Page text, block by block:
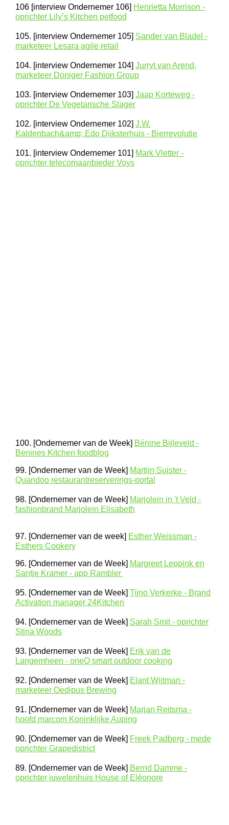
106 [interview Ondernemer 106] Henrietta Morrison -
oprichter Lily’s Kitchen petfood
105. [interview Ondernemer 105] Sander van Bladel -
marketeer Lesara agile retail
104. [interview Ondernemer 104] Jurryt van Arend,
marketeer Doniger Fashion Group
103. [interview Ondernemer 103] Jaap Korteweg -
oprichter De Vegetarische Slager
102. [interview Ondernemer 102] J.W.
Kaldenbach&amp; Edo Dijksterhuis - Bierrevolutie
101. [interview Ondernemer 101] Mark Vletter -
oprichter telecomaanbieder Voys
100. [Ondernemer van de Week] Bénine Bijleveld -
Benines Kitchen foodblog
99. [Ondernemer van de Week] Martijn Suister -
Quandoo restaurantreserverings-portal
98. [Ondernemer van de Week] Marjolein in 't Veld -
fashionbrand Marjolein Elisabeth
97. [Ondernemer van de week] Esther Weissman -
Esthers Cookery
96. [Ondernemer van de Week] Margreet Leppink en
Santje Kramer - app Rambler
95. [Ondernemer van de Week] Tijno Verkerke - Brand
Activation manager 24Kitchen
94. [Ondernemer van de Week] Sarah Smit - oprichter
Stina Woods
93. [Ondernemer van de Week] Erik van de
Langemheen - oneQ smart outdoor cooking
92. [Ondernemer van de Week] Elant Wijtman -
marketeer Oedipus Brewing
91. [Ondernemer van de Week] Marjan Reitsma -
hoofd marcom Koninklijke Auping
90. [Ondernemer van de Week] Freek Padberg - mede
oprichter Grapedistrict
89. [Ondernemer van de Week] Bernd Damme -
oprichter juwelenhuis House of Eléonore